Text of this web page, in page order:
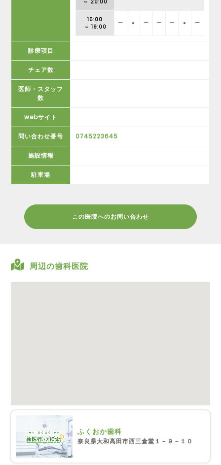
～ 20:00
15:00
～ 19:00
ー ● ー ー ー ● ー
診療項目
チェア数
医師・スタッフ
数
webサイト
問い合わせ番号 0745223645
施設情報
駐車場
この医院へのお問い合わせ
周辺の歯科医院
ふくおか歯科
奈良県大和高田市西三倉堂１－９－１０